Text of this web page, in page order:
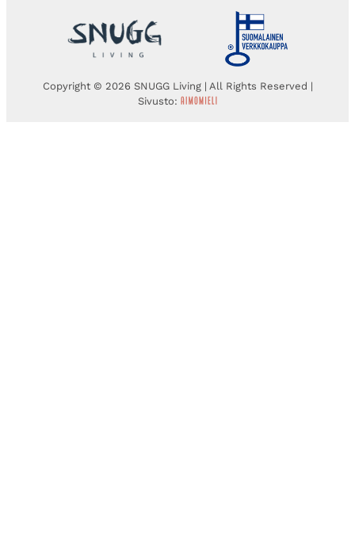
Copyright © 2026 SNUGG Living | All Rights Reserved |
Sivusto: